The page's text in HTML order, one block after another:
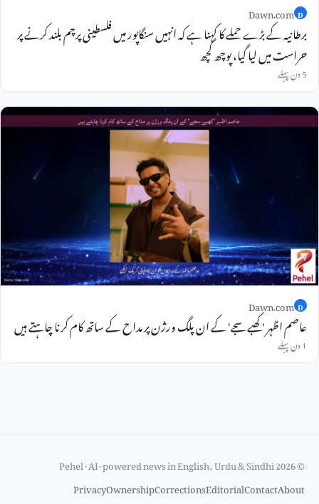
D
Dawn.com
برطانیہ کے بڑے حملے کا کہنا ہے کہ انہیں سنگاپور میں فلسطینی پرچم بلند کرنے پر
حراست میں لیا گیا، پوچھ گچھ
5 دن پہلے
D
Dawn.com
عاصم اظہر 'کھبے سجے' کے ان پلگ ورژن پر مداح کے ساتھ کام کرنا چاہتے ہیں
1 دن پہلے
© 2026 Pehel · AI-powered news in English, Urdu & Sindhi
About
Contact
Editorial
Corrections
Ownership
Privacy